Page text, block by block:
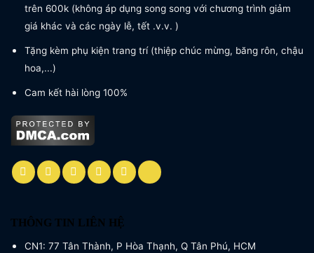
trên 600k (không áp dụng song song với chương trình giảm
giá khác và các ngày lễ, tết .v.v. )
Tặng kèm phụ kiện trang trí (thiệp chúc mừng, băng rôn, chậu
hoa,...)
Cam kết hài lòng 100%
THÔNG TIN LIÊN HỆ
CN1: 77 Tân Thành, P Hòa Thạnh, Q Tân Phú, HCM